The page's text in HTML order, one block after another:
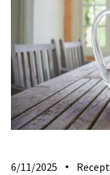
6/11/2025